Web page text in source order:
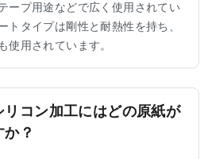
ープ用途などで広く使用されてい
トタイプは剛性と耐熱性を持ち、
使用されています。
リコン加工にはどの原紙が
？